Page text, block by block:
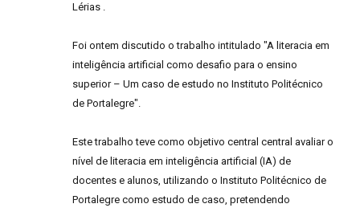
Lérias .
Foi ontem discutido o trabalho intitulado "A literacia em
inteligência artificial como desafio para o ensino
superior – Um caso de estudo no Instituto Politécnico
de Portalegre".
Este trabalho teve como objetivo central central avaliar o
nível de literacia em inteligência artificial (IA) de
docentes e alunos, utilizando o Instituto Politécnico de
Portalegre como estudo de caso, pretendendo